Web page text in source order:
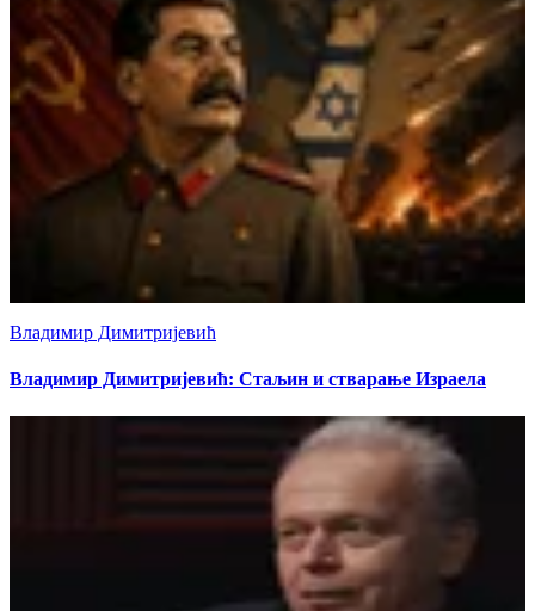
Владимир Димитријевић
Владимир Димитријевић: Стаљин и стварање Израела